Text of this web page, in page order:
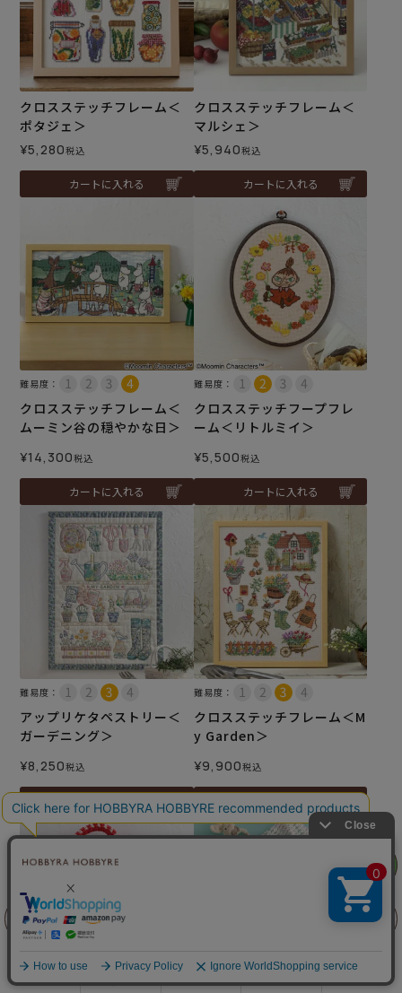
商品を探す 手芸を学ぶ ガイド 店舗情報 ログイン
前に戻る
フェア
クロスステッチフレーム＜
ポタジェ＞
¥5,280税込
カートに入れる
クロスステッチフレーム＜
マルシェ＞
¥5,940税込
カートに入れる
難易度：
クロスステッチフレーム＜
ムーミン谷の穏やかな日＞
¥14,300税込
カートに入れる
難易度：
クロスステッチフープフレ
ーム＜リトルミイ＞
¥5,500税込
カートに入れる
難易度：
アップリケタペストリー＜
ガーデニング＞
¥8,250税込
カートに入れる
難易度：
クロスステッチフレーム＜M
y Garden＞
¥9,900税込